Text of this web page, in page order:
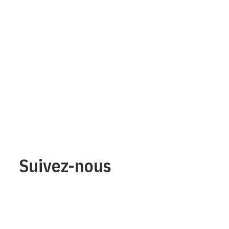
Suivez-nous